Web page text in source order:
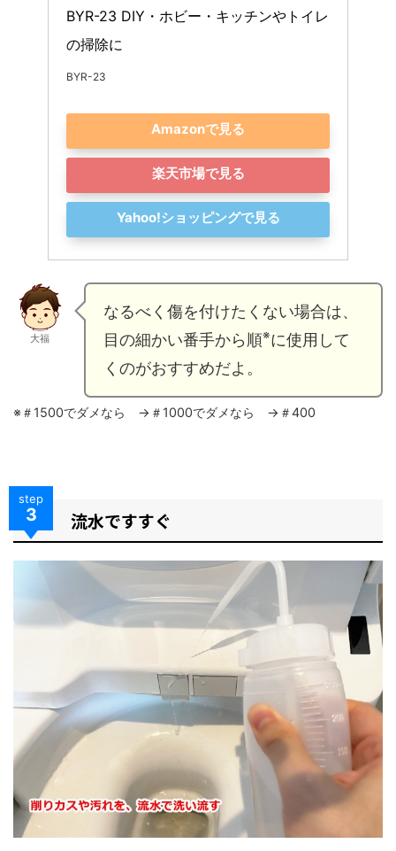
BYR-23 DIY・ホビー・キッチンやトイレ
の掃除に
BYR-23
Amazonで見る
楽天市場で見る
Yahoo!ショッピングで見る
大福
なるべく傷を付けたくない場合は、
目の細かい番手から順※に使用して
くのがおすすめだよ。
※＃1500でダメなら →＃1000でダメなら →＃400
step
3 流水ですすぐ